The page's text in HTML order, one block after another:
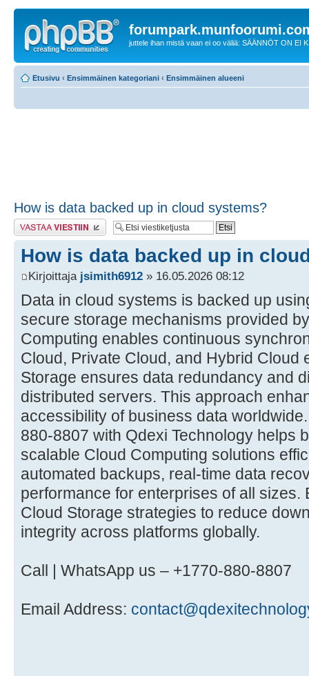
juttele ihan mistä vaan ei oo väliä: SÄÄNNÖT ON EI
Etusivu ‹ Ensimmäinen kategoriani ‹ Ensimmäinen alueeni
How is data backed up in cloud systems?
Lähetä vastaus
How is data backed up in
Kirjoittaja jsimith6912 » 16.05.2026 08:12
Data in cloud systems is backed up
secure storage mechanisms provided
Computing enables continuous
Cloud, Private Cloud, and Hybrid Cloud
Storage ensures data redundancy and
distributed servers. This approach
accessibility of business data
880-8807 with Qdexi Technology helps
scalable Cloud Computing solutions
automated backups, real-time data
performance for enterprises of all
Cloud Storage strategies to reduce
integrity across platforms globally.
Call | WhatsApp us – +1770-880-8807
Email Address: